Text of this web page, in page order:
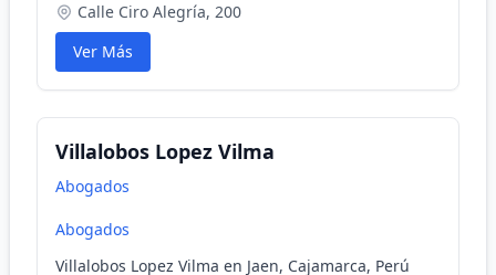
Calle Ciro Alegría, 200
Ver Más
Villalobos Lopez Vilma
Abogados
Abogados
Villalobos Lopez Vilma en Jaen, Cajamarca, Perú